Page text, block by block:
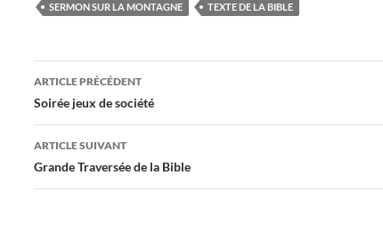
SERMON SUR LA MONTAGNE
TEXTE DE LA BIBLE
Navigation
des
articles
ARTICLE PRÉCÉDENT
Soirée jeux de société
ARTICLE SUIVANT
Grande Traversée de la Bible